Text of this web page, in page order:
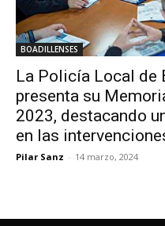
BOADILLENSES
La Policía Local de
presenta su
2023, destacando
en las
Pilar Sanz - 14 marzo, 2024